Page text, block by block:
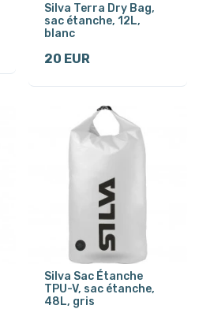
Silva Terra Dry Bag,
sac étanche, 12L,
blanc
20 EUR
Silva Sac Étanche
TPU-V, sac étanche,
48L, gris